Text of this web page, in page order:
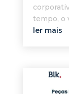
tempo, o
ler mais